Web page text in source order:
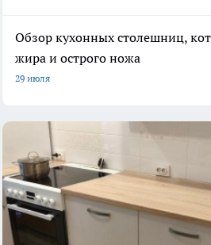
Обзор кухонных столешниц,
жира и острого ножа
29 июля